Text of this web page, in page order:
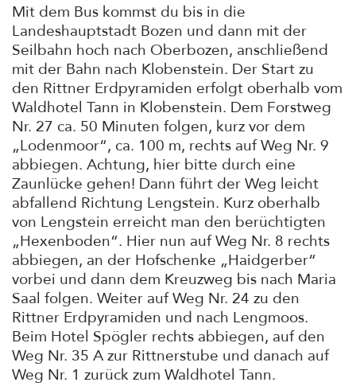
Mit dem Bus kommst du bis in die
Landeshauptstadt Bozen und dann mit der
Seilbahn hoch nach Oberbozen, anschließend
mit der Bahn nach Klobenstein. Der Start zu
den Rittner Erdpyramiden erfolgt oberhalb vom
Waldhotel Tann in Klobenstein. Dem Forstweg
Nr. 27 ca. 50 Minuten folgen, kurz vor dem
„Lodenmoor“, ca. 100 m, rechts auf Weg Nr. 9
abbiegen. Achtung, hier bitte durch eine
Zaunlücke gehen! Dann führt der Weg leicht
abfallend Richtung Lengstein. Kurz oberhalb
von Lengstein erreicht man den berüchtigten
„Hexenboden“. Hier nun auf Weg Nr. 8 rechts
abbiegen, an der Hofschenke „Haidgerber“
vorbei und dann dem Kreuzweg bis nach Maria
Saal folgen. Weiter auf Weg Nr. 24 zu den
Rittner Erdpyramiden und nach Lengmoos.
Beim Hotel Spögler rechts abbiegen, auf den
Weg Nr. 35 A zur Rittnerstube und danach auf
Weg Nr. 1 zurück zum Waldhotel Tann.